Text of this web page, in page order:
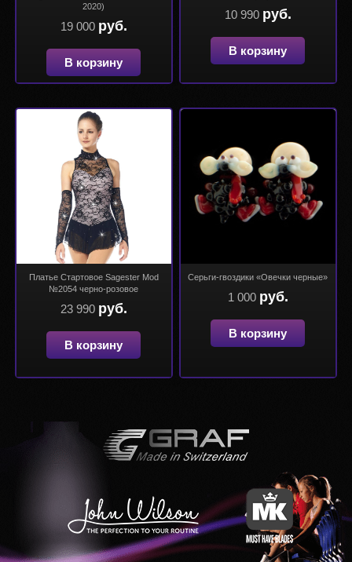
2020)
19 000 руб.
В корзину
10 990 руб.
В корзину
Платье Стартовое Sagester Mod
№2054 черно-розовое
23 990 руб.
В корзину
Серьги-гвоздики «Овечки черные»
1 000 руб.
В корзину